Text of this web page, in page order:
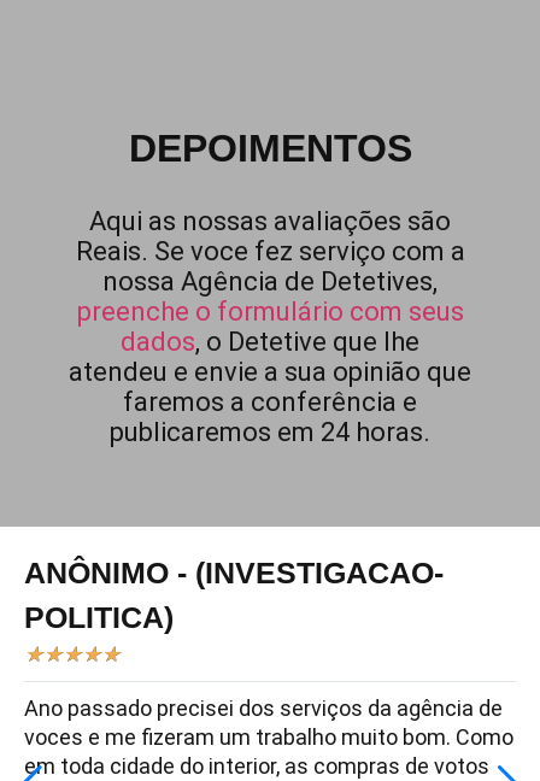
DEPOIMENTOS
Aqui as nossas avaliações são
Reais. Se voce fez serviço com a
nossa Agência de Detetives,
preenche o formulário com seus
dados, o Detetive que lhe
atendeu e envie a sua opinião que
faremos a conferência e
publicaremos em 24 horas.
ANÔNIMO - (INVESTIGACAO-
POLITICA)
★★★★★
Ano passado precisei dos serviços da agência de
voces e me fizeram um trabalho muito bom. Como
em toda cidade do interior, as compras de votos